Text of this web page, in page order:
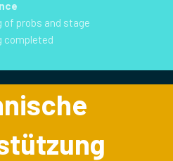
of probs and stage
completed